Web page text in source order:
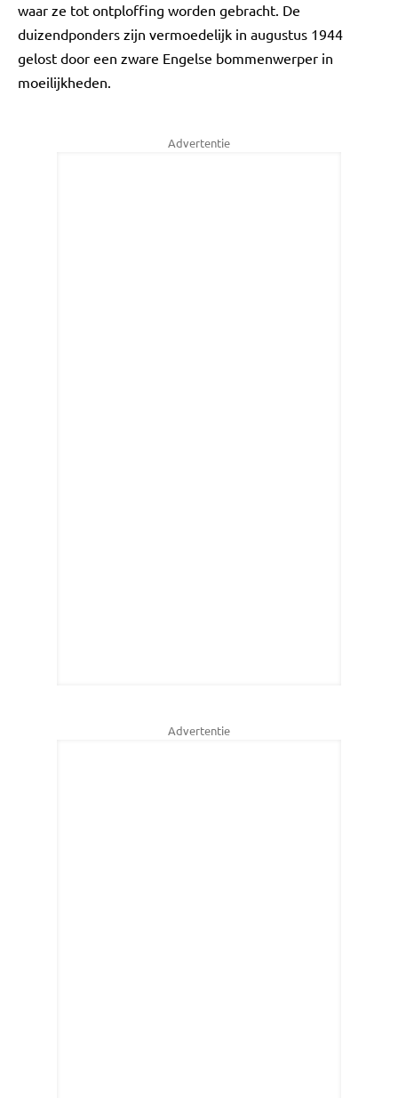
waar ze tot ontploffing worden gebracht. De
duizendponders zijn vermoedelijk in augustus 1944
gelost door een zware Engelse bommenwerper in
moeilijkheden.
Advertentie
Advertentie